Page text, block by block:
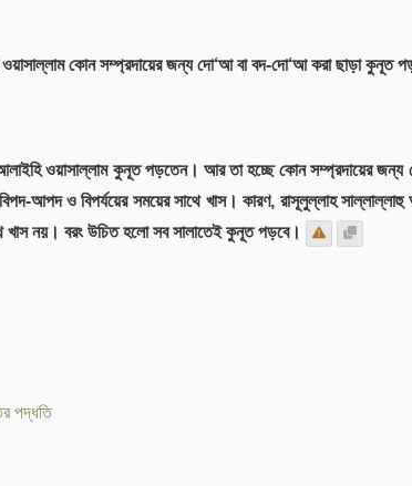
ওয়াসাল্লাম কোন সম্প্রদায়ের জন্য দো‘আ বা বদ-দো‘আ করা ছাড়া কুনূত
ওয়াসাল্লাম কুনূত পড়তেন। আর তা হচ্ছে কোন সম্প্রদায়ের
আপদ ও বিপর্যয়ের সময়ের সাথে খাস। কারণ, রাসূলুল্লাহ
নয়। বরং উচিত হলো সব সালাতেই কুনূত পড়বে।
পদ্ধতি